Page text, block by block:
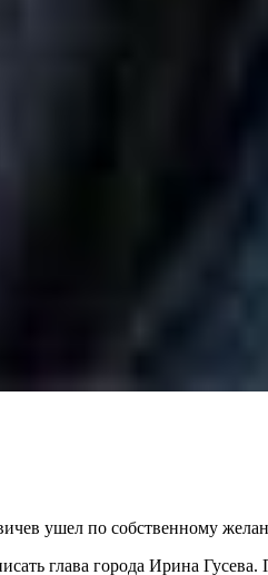
ушел по собственному
глава города Ирина